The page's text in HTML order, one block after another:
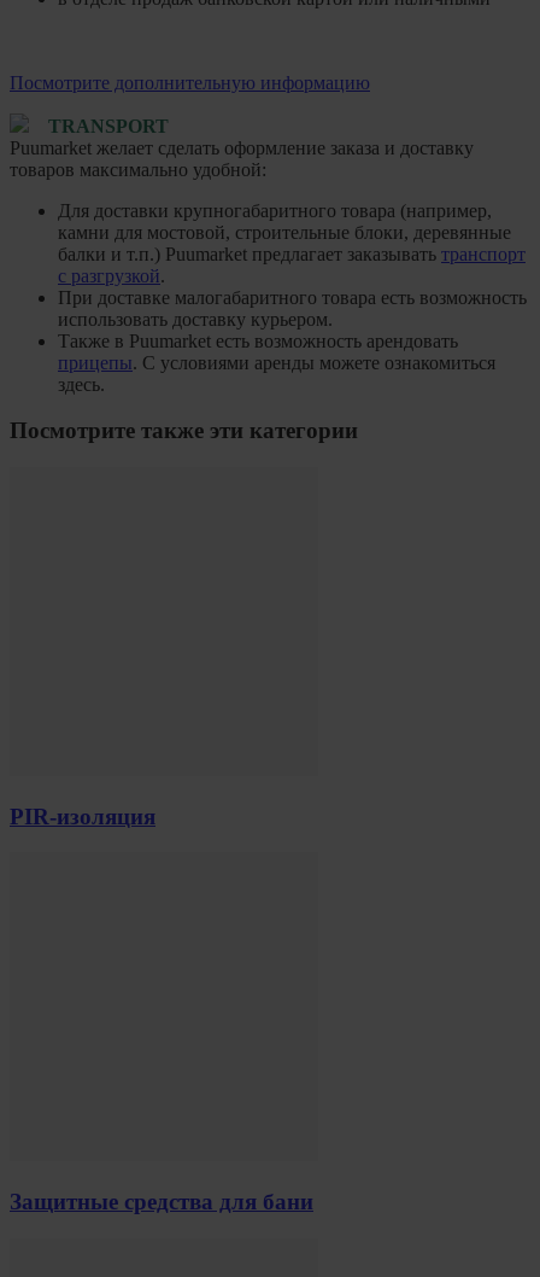
Посмотрите дополнительную информацию
TRANSPORT
Puumarket желает сделать оформление заказа и доставку
товаров максимально удобной:
Для доставки крупногабаритного товара (например,
камни для мостовой, строительные блоки, деревянные
балки и т.п.) Puumarket предлагает заказывать транспорт
с разгрузкой.
При доставке малогабаритного товара есть возможность
использовать доставку курьером.
Также в Puumarket есть возможность арендовать
прицепы. С условиями аренды можете ознакомиться
здесь.
Посмотрите также эти категории
PIR-изоляция
Защитные средства для бани